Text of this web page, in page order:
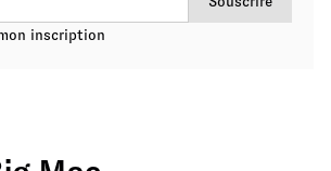
inscription